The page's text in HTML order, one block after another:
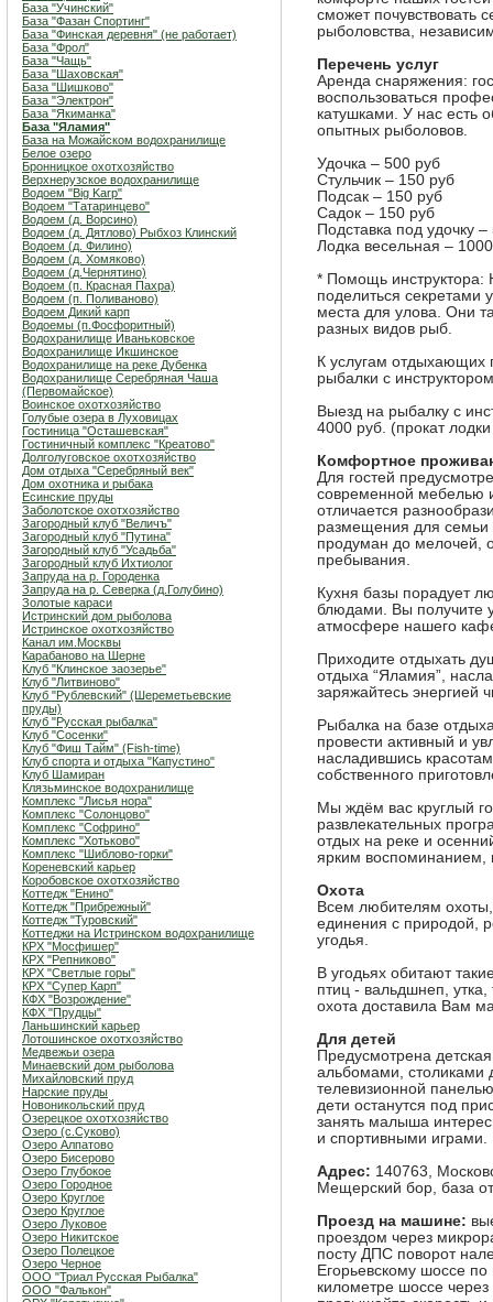
База "Учинский"
База "Фазан Спортинг"
База "Финская деревня" (не работает)
База "Фрол"
База "Чащь"
База "Шаховская"
База "Шишково"
База "Электрон"
База "Якиманка"
База "Яламия"
База на Можайском водохранилище
Белое озеро
Бронницкое охотхозяйство
Верхнерузское водохранилище
Водоем "Big Karp"
Водоем "Татаринцево"
Водоем (д. Ворсино)
Водоем (д. Дятлово) Рыбхоз Клинский
Водоем (д. Филино)
Водоем (д. Хомяково)
Водоем (д.Чернятино)
Водоем (п. Красная Пахра)
Водоем (п. Поливаново)
Водоем Дикий карп
Водоемы (п.Фосфоритный)
Водохранилище Иваньковское
Водохранилище Икшинское
Водохранилище на реке Дубенка
Водохранилище Серебряная Чаша
(Первомайское)
Воинское охотхозяйство
Голубые озера в Луховицах
Гостиница "Осташевcкая"
Гостиничный комплекс "Креатово"
Долголуговское охотхозяйство
Дом отдыха "Серебряный век"
Дом охотника и рыбака
Есинские пруды
Заболотское охотхозяйство
Загородный клуб "Величъ"
Загородный клуб "Путина"
Загородный клуб "Усадьба"
Загородный клуб Ихтиолог
Запруда на р. Городенка
Запруда на р. Северка (д.Голубино)
Золотые караси
Истринский дом рыболова
Истринское охотхозяйство
Канал им.Москвы
Карабаново на Шерне
Клуб "Клинское заозерье"
Клуб "Литвиново"
Клуб "Рублевский" (Шереметьевские
пруды)
Клуб "Русская рыбалка"
Клуб "Сосенки"
Клуб "Фиш Тайм" (Fish-time)
Клуб спорта и отдыха "Капустино"
Клуб Шамиран
Клязьминское водохранилище
Комплекс "Лисья нора"
Комплекс "Солонцово"
Комплекс "Софрино"
Комплекс "Хотьково"
Комплекс "Шиблово-горки"
Кореневский карьер
Коробовское охотхозяйство
Коттедж "Енино"
Коттедж "Прибрежный"
Коттедж "Туровский"
Коттеджи на Истринском водохранилище
КРХ "Мосфишер"
КРХ "Репниково"
КРХ "Светлые горы"
КРХ "Супер Карп"
КФХ "Возрождение"
КФХ "Прудцы"
Ланьшинский карьер
Лотошинское охотхозяйство
Медвежьи озера
Минаевский дом рыболова
Михайловский пруд
Нарские пруды
Новоникольский пруд
Озерецкое охотхозяйство
Озеро (c.Суково)
Озеро Алпатово
Озеро Бисерово
Озеро Глубокое
Озеро Городное
Озеро Круглое
Озеро Круглое
Озеро Луковое
Озеро Никитское
Озеро Полецкое
Озеро Черное
ООО "Триал Русская Рыбалка"
ООО "Фалькон"
сможет почувствовать
рыболовства,
Перечень услуг
Аренда снаряжения:
воспользоваться
катушками. У нас есть
опытных рыболовов.
Удочка – 500 руб
Стульчик – 150 руб
Подсак – 150 руб
Садок – 150 руб
Подставка под удочку –
Лодка весельная –
* Помощь инструктора:
поделиться секретами
места для улова. Они
разных видов рыб.
К услугам отдыхающих
рыбалки с
Выезд на рыбалку с
4000 руб. (прокат
Комфортное
Для гостей
современной мебелью
отличается
размещения для
продуман до мелочей,
пребывания.
Кухня базы порадует
блюдами. Вы получите
атмосфере нашего
Приходите отдыхать
отдыха “Яламия”,
заряжайтесь энергией
Рыбалка на базе
провести активный и
насладившись
собственного
Мы ждём вас круглый
развлекательных
отдых на реке и
ярким воспоминанием,
Охота
Всем любителям охоты,
единения с природой,
угодья.
В угодьях обитают
птиц - вальдшнеп,
охота доставила Вам
Для детей
Предусмотрена
альбомами, столиками
телевизионной
дети останутся под
занять малыша
и спортивными играми.
Адрес: 140763,
Мещерский бор, база
Проезд на машине:
проездом через
посту ДПС поворот
Егорьевскому шоссе
километре шоссе